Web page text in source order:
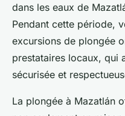
dans les eaux de
Pendant cette période,
excursions de plongée
prestataires locaux, qui
sécurisée et
La plongée à Mazatlán